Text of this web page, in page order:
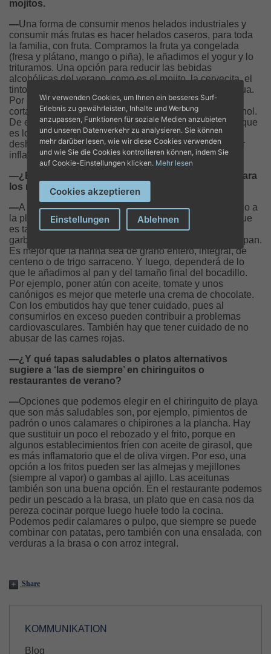
mojitos.
—Una forma de consumir menos helados industriales y
consumir más frutas es hacer helados caseros, para toda
la familia, con fruta. Compramos la fruta ya congelada
(fresa y plátano, mango o piña), le añadimos el yogur y lo
trituramos. Una opción para reducir las bebidas
alcohólicas del verano, como es el mojito, la cervecita, el
tinto de verano o la sangría, es el añadir sabores al agua.
Por ejemplo, poniendo hierbabuena, limón, naranja
cortada. El agua con gas también es mejor que el alcohol.
De ese modo, con esas bebidas, el cuerpo se hidrata, que
es lo contrario de lo que hace el alcohol, que nos
deshidrata, además de aportarnos calorías vacías y ser
inflamatorio.
—¿Es partidaria de los bocadillos, tan frecuentes para
los niños en los días de playa?
—A veces hay que hacer algo rápido y fácil para llevarlo a
la playa, porque no hay tiempo, aunque la verdad es que
es tan fácil hacer un bocadillo como un trampó con
garbanzos. Los bocadillos dependen de la calidad del pan.
Es mejor que la harina sea de grano entero, integral, de
centeno o de trigo sarraceno. Y luego, dependerá de lo
que le añadimos al pan y del tamaño final del bocadillo.
Por ejemplo, poner atún con aceite, tomate y unos
canónigos es mejor que meterle una crema de chocolate.
Con los embutidos hay que tener cuidado, pues al
consumirlos en exceso pueden contribuir a problemas
cardiovasculares. También hay que tener cuidado de no
abusar de las carnes rojas.
—¿Y qué tapas saludables o platos alternativos
sugiere a ‘las de siempre’ en chiringuitos o
restaurantes de verano?
—Opciones que podemos elegir en el chiringuito de playa
que son más saludables son, por ejemplo, pimientos de
padrón o unos calamares o chipirones a la plancha. Hay
que sustituir un poco el rebozado y el frito, porque en
algunos establecimientos fríen con aceite de girasol, que
es más inflamatorio que el de oliva virgen. Por eso, una
opción a los fritos pueden ser las almejas y mejillones
(siempre al vapor) o gambas al ajillo. Las aceitunas
también son una buena opción. En el restaurante podemos
pedir un pescado a la brasa, un plato que en casa nos da
pereza cocinar porque luego huele todo la cocina.
Podemos pedir calamares o pulpo, que siempre se puede
combinar con patatas, pero también con una ensalada, con
verduras a la brasa o con arroz integral.
Share
KOMMUNIKATION
Blog
Wir verwenden Cookies, um Ihnen ein besseres Surf-
Erlebnis zu gewährleisten, Inhalte und Werbung
anzupassen, Funktionen für soziale Medien anzubieten
und unseren Datenverkehr zu analysieren. Sie können
mehr darüber lesen, wie wir diese Cookies verwenden
und wie Sie die Cookies kontrollieren können, indem Sie
auf Cookie-Einstellungen klicken. Mehr lesen
Cookies akzeptieren
Einstellungen Ablehnen